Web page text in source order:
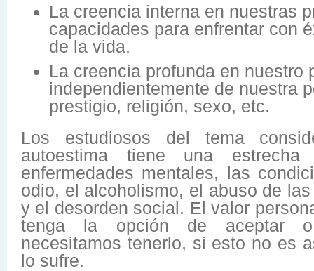
La creencia interna en nuestras
capacidades para enfrentar con
de la vida.
La creencia profunda en nuestro
independientemente de nuestra
prestigio, religión, sexo, etc.
Los estudiosos del tema
autoestima tiene una
enfermedades mentales, las
odio, el alcoholismo, el abuso de
y el desorden social. El valor
tenga la opción de aceptar o
necesitamos tenerlo, si esto no es
lo sufre.